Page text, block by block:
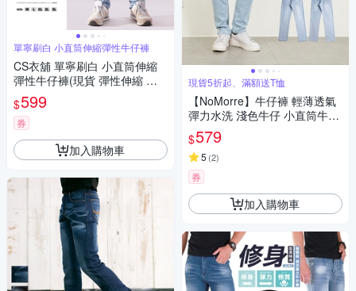
單寧刷白 小直筒伸縮彈性牛仔褲
CS衣舖 單寧刷白 小直筒伸縮
彈性牛仔褲(現貨 彈性伸縮 窄
管小直筒)
$599
券
加入購物車
現貨5折起、滿額送T恤
【NoMorre】牛仔褲 輕薄透氣
彈力水洗 淺色牛仔 小直筒牛仔
褲 牛仔褲男 牛仔長褲 台灣現貨
M-3L #5723
$579
5 (2)
券
加入購物車